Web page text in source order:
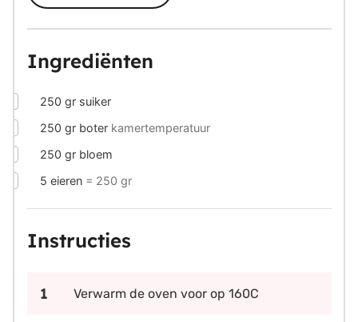
Ingrediënten
250 gr suiker
250 gr boter kamertemperatuur
250 gr bloem
5 eieren = 250 gr
Instructies
Verwarm de oven voor op 160C